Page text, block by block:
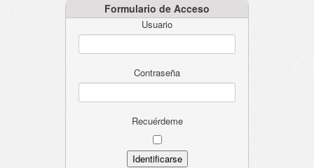
Formulario de Acceso
Usuario
Contraseña
Recuérdeme